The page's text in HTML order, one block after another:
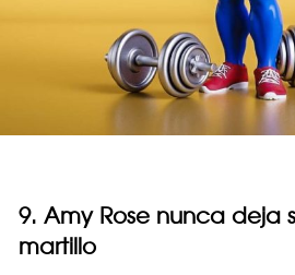
9. Amy Rose nunca deja
martillo